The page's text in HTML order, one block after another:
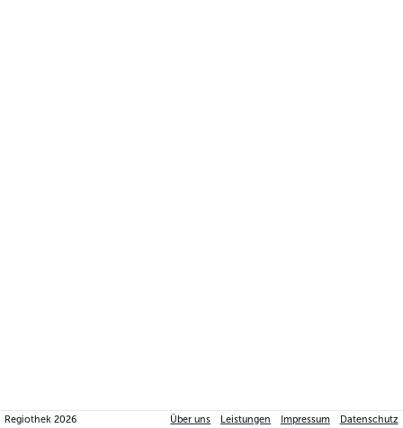
Regiothek2026 Über uns Leistungen Impressum Datenschutz